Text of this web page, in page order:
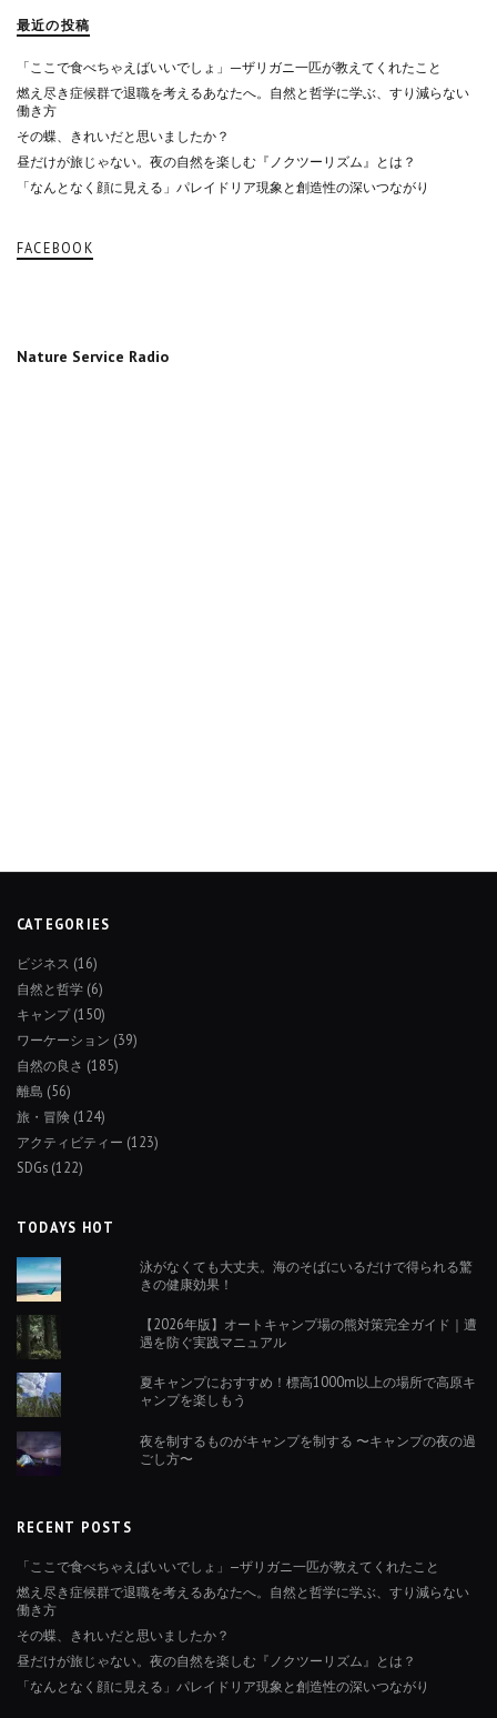
最近の投稿
「ここで食べちゃえばいいでしょ」—ザリガニ一匹が教えてくれたこと
燃え尽き症候群で退職を考えるあなたへ。自然と哲学に学ぶ、すり減らない
働き方
その蝶、きれいだと思いましたか？
昼だけが旅じゃない。夜の自然を楽しむ『ノクツーリズム』とは？
「なんとなく顔に見える」パレイドリア現象と創造性の深いつながり
FACEBOOK
Nature Service Radio
CATEGORIES
ビジネス (16)
自然と哲学 (6)
キャンプ(150)
ワーケーション (39)
自然の良さ (185)
離島 (56)
旅・冒険 (124)
アクティビティー (123)
SDGs (122)
TODAYS HOT
泳がなくても大丈夫。海のそばにいるだけで得られる驚
きの健康効果！
【2026年版】オートキャンプ場の熊対策完全ガイド｜遭
遇を防ぐ実践マニュアル
夏キャンプにおすすめ！標高1000m以上の場所で高原キ
ャンプを楽しもう
夜を制するものがキャンプを制する 〜キャンプの夜の過
ごし方〜
RECENT POSTS
「ここで食べちゃえばいいでしょ」—ザリガニ一匹が教えてくれたこと
燃え尽き症候群で退職を考えるあなたへ。自然と哲学に学ぶ、すり減らない
働き方
その蝶、きれいだと思いましたか？
昼だけが旅じゃない。夜の自然を楽しむ『ノクツーリズム』とは？
「なんとなく顔に見える」パレイドリア現象と創造性の深いつながり